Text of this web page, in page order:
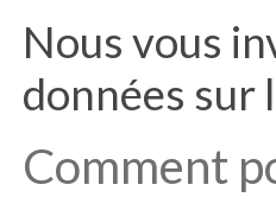
Nous vous
données sur
Comment